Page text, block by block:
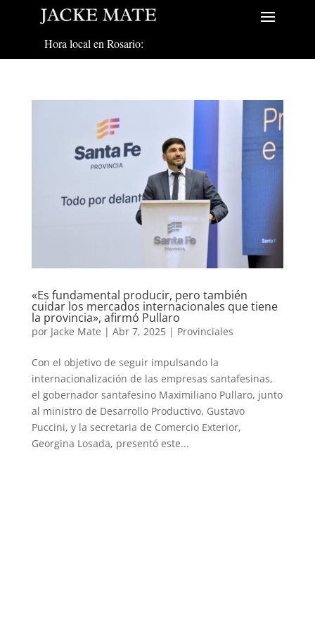
Hora local en Rosario:
«Es fundamental producir, pero también
cuidar los mercados internacionales que tiene
la provincia», afirmó Pullaro
por Jacke Mate | Abr 7, 2025| Provinciales
Con el objetivo de seguir impulsando la
internacionalización de las empresas santafesinas,
el gobernador santafesino Maximiliano Pullaro, junto
al ministro de Desarrollo Productivo, Gustavo
Puccini, y la secretaria de Comercio Exterior,
Georgina Losada, presentó este...